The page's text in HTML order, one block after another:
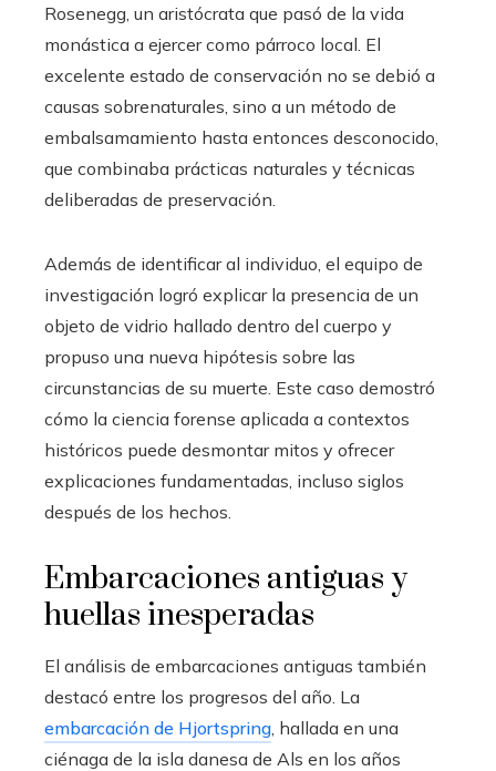
Rosenegg, un aristócrata que pasó de la vida
monástica a ejercer como párroco local. El
excelente estado de conservación no se debió a
causas sobrenaturales, sino a un método de
embalsamamiento hasta entonces desconocido,
que combinaba prácticas naturales y técnicas
deliberadas de preservación.
Además de identificar al individuo, el equipo de
investigación logró explicar la presencia de un
objeto de vidrio hallado dentro del cuerpo y
propuso una nueva hipótesis sobre las
circunstancias de su muerte. Este caso demostró
cómo la ciencia forense aplicada a contextos
históricos puede desmontar mitos y ofrecer
explicaciones fundamentadas, incluso siglos
después de los hechos.
Embarcaciones antiguas y
huellas inesperadas
El análisis de embarcaciones antiguas también
destacó entre los progresos del año. La
embarcación de Hjortspring , hallada en una
ciénaga de la isla danesa de Als en los años